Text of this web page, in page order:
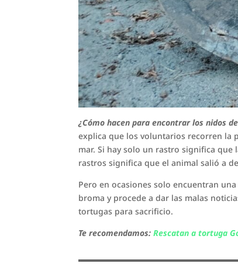
¿Cómo hacen para encontrar los nidos
explica que los voluntarios recorren la
mar. Si hay solo un rastro significa que
rastros significa que el animal salió a
Pero en ocasiones solo encuentran
broma y procede a dar las malas
tortugas para sacrificio.
Te recomendamos:Rescatan a tortuga